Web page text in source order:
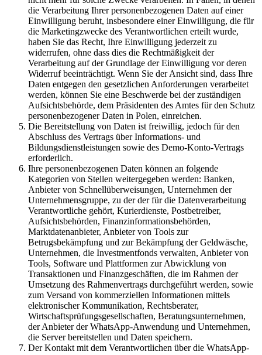
die Verarbeitung Ihrer personenbezogenen Daten auf einer
Einwilligung beruht, insbesondere einer Einwilligung, die für
die Marketingzwecke des Verantwortlichen erteilt wurde,
haben Sie das Recht, Ihre Einwilligung jederzeit zu
widerrufen, ohne dass dies die Rechtmäßigkeit der
Verarbeitung auf der Grundlage der Einwilligung vor deren
Widerruf beeinträchtigt. Wenn Sie der Ansicht sind, dass Ihre
Daten entgegen den gesetzlichen Anforderungen verarbeitet
werden, können Sie eine Beschwerde bei der zuständigen
Aufsichtsbehörde, dem Präsidenten des Amtes für den Schutz
personenbezogener Daten in Polen, einreichen.
Die Bereitstellung von Daten ist freiwillig, jedoch für den
Abschluss des Vertrags über Informations- und
Bildungsdienstleistungen sowie des Demo-Konto-Vertrags
erforderlich.
Ihre personenbezogenen Daten können an folgende
Kategorien von Stellen weitergegeben werden: Banken,
Anbieter von Schnellüberweisungen, Unternehmen der
Unternehmensgruppe, zu der der für die Datenverarbeitung
Verantwortliche gehört, Kurierdienste, Postbetreiber,
Aufsichtsbehörden, Finanzinformationsbehörden,
Marktdatenanbieter, Anbieter von Tools zur
Betrugsbekämpfung und zur Bekämpfung der Geldwäsche,
Unternehmen, die Investmentfonds verwalten, Anbieter von
Tools, Software und Plattformen zur Abwicklung von
Transaktionen und Finanzgeschäften, die im Rahmen der
Umsetzung des Rahmenvertrags durchgeführt werden, sowie
zum Versand von kommerziellen Informationen mittels
elektronischer Kommunikation, Rechtsberater,
Wirtschaftsprüfungsgesellschaften, Beratungsunternehmen,
der Anbieter der WhatsApp-Anwendung und Unternehmen,
die Server bereitstellen und Daten speichern.
Der Kontakt mit dem Verantwortlichen über die WhatsApp-